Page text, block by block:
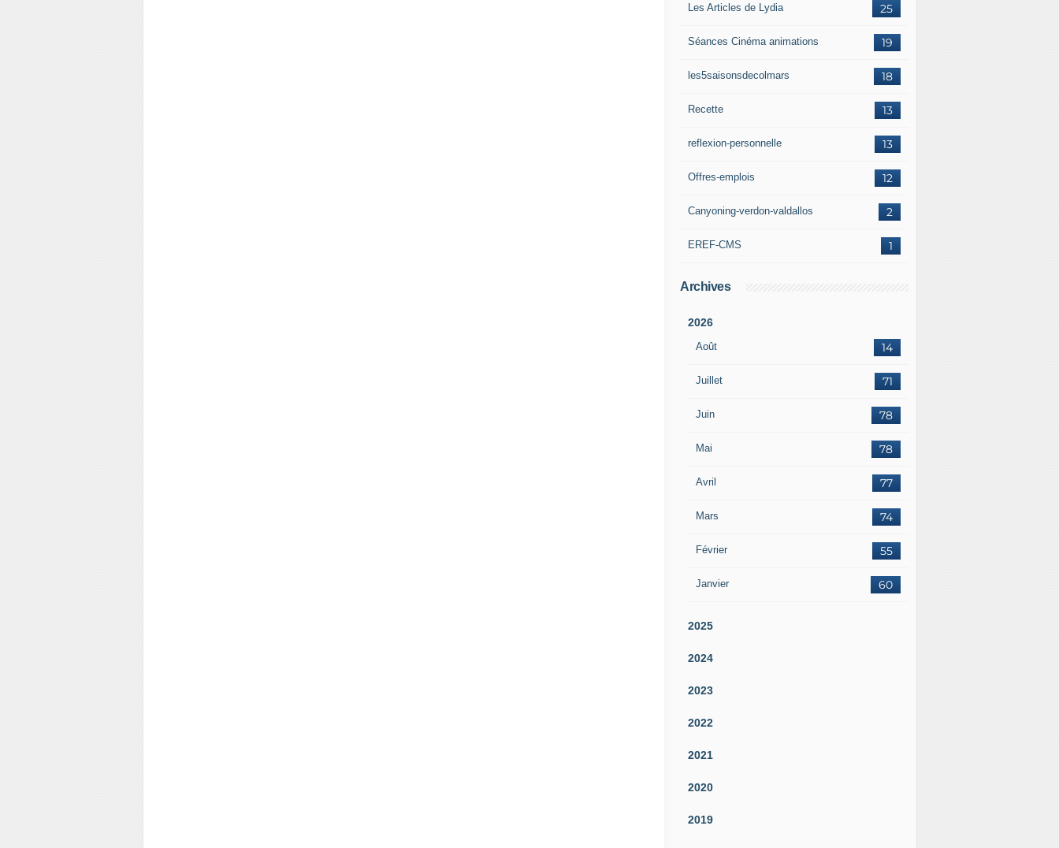
25
Les Articles de Lydia
19
Séances Cinéma animations
18
les5saisonsdecolmars
13
Recette
13
reflexion-personnelle
12
Offres-emplois
2
Canyoning-verdon-valdallos
1
EREF-CMS
Archives
2026
Août 14
Juillet 71
Juin 78
Mai 78
Avril 77
Mars 74
Février 55
Janvier 60
2025
2024
2023
2022
2021
2020
2019